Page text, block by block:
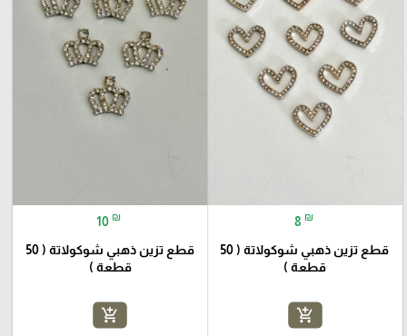
8 ₪
قطع تزين ذهبي شوكولاتة ( 50
قطعة )
add_shopping_cart
10 ₪
قطع تزين ذهبي شوكولاتة ( 50
قطعة )
add_shopping_cart